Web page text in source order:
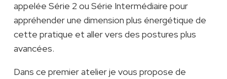
appelée Série 2 ou Série Intermédiaire pour
appréhender une dimension plus énergétique de
cette pratique et aller vers des postures plus
avancées.
Dans ce premier atelier je vous propose de